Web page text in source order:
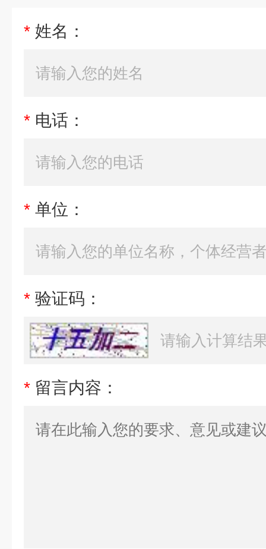
* 姓名：
* 电话：
* 单位：
* 验证码：
* 留言内容：